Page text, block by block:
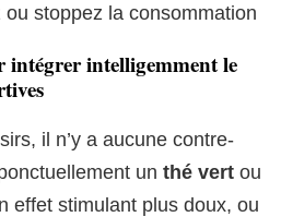
stoppez la consommation
intégrer intelligemment le
il n’y a aucune contre-
un thé vert ou
effet stimulant plus doux, ou